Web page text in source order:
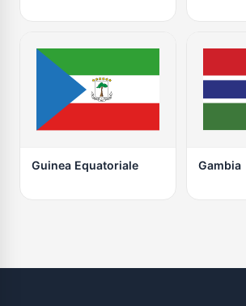
Guinea Equatoriale Gambia